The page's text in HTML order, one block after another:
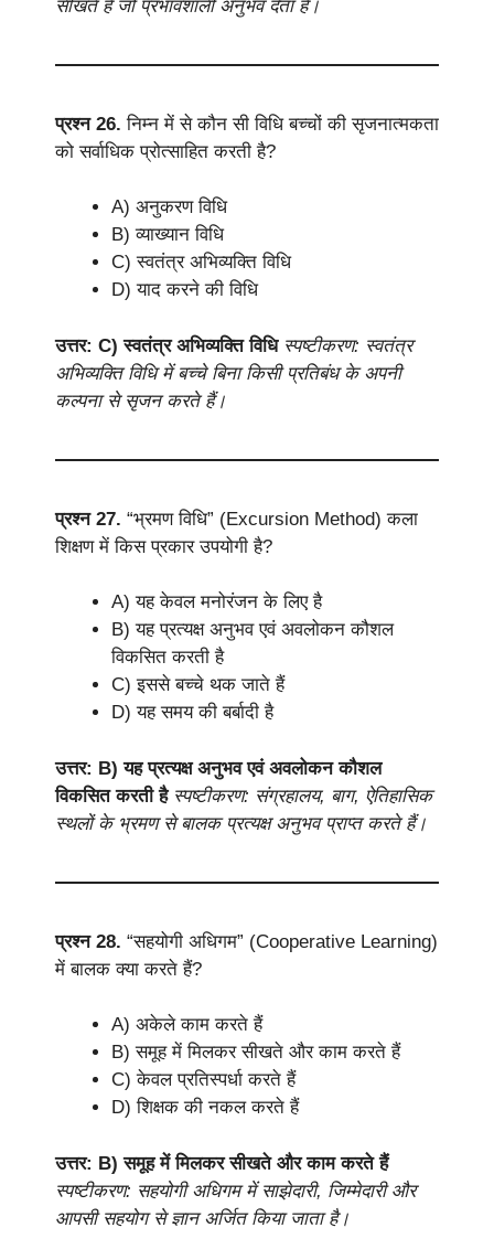
सीखते हैं जो प्रभावशाली अनुभव देता है।
प्रश्न 26. निम्न में से कौन सी विधि बच्चों की सृजनात्मकता
को सर्वाधिक प्रोत्साहित करती है?
A) अनुकरण विधि
B) व्याख्यान विधि
C) स्वतंत्र अभिव्यक्ति विधि
D) याद करने की विधि
उत्तर: C) स्वतंत्र अभिव्यक्ति विधि स्पष्टीकरण: स्वतंत्र
अभिव्यक्ति विधि में बच्चे बिना किसी प्रतिबंध के अपनी
कल्पना से सृजन करते हैं।
प्रश्न 27. “भ्रमण विधि” (Excursion Method) कला
शिक्षण में किस प्रकार उपयोगी है?
A) यह केवल मनोरंजन के लिए है
B) यह प्रत्यक्ष अनुभव एवं अवलोकन कौशल
विकसित करती है
C) इससे बच्चे थक जाते हैं
D) यह समय की बर्बादी है
उत्तर: B) यह प्रत्यक्ष अनुभव एवं अवलोकन कौशल
विकसित करती है स्पष्टीकरण: संग्रहालय, बाग, ऐतिहासिक
स्थलों के भ्रमण से बालक प्रत्यक्ष अनुभव प्राप्त करते हैं।
प्रश्न 28. “सहयोगी अधिगम” (Cooperative Learning)
में बालक क्या करते हैं?
A) अकेले काम करते हैं
B) समूह में मिलकर सीखते और काम करते हैं
C) केवल प्रतिस्पर्धा करते हैं
D) शिक्षक की नकल करते हैं
उत्तर: B) समूह में मिलकर सीखते और काम करते हैं
स्पष्टीकरण: सहयोगी अधिगम में साझेदारी, जिम्मेदारी और
आपसी सहयोग से ज्ञान अर्जित किया जाता है।